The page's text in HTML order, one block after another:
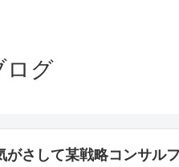
ログ
さして某戦略コンサル